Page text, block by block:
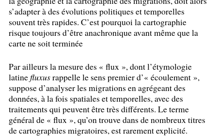
s’adapter à des évolutions politiques et temporelles
souvent très rapides. C’est pourquoi la cartographie
risque toujours d’être anachronique avant même que la
carte ne soit terminée
Par ailleurs la mesure des « flux », dont l’étymologie
latinefluxusrappelle le sens premier d’« écoulement »,
suppose d’analyser les migrations en agrégeant des
données, à la fois spatiales et temporelles, avec des
traitements qui peuvent être très différents. Le terme
général de « flux », qu’on trouve dans de nombreux titres
de cartographies migratoires, est rarement explicité.